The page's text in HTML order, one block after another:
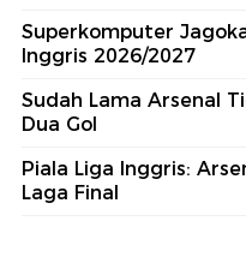
Superkomputer
Inggris 2026/2027
Sudah Lama Arsenal
Dua Gol
Piala Liga Inggris:
Laga Final